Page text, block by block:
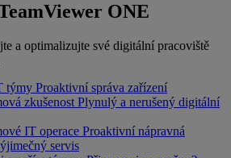
ONE
a optimalizujte své digitální pracoviště
týmy Proaktivní správa zařízení
zkušenost Plynulý a nerušený digitální
IT operace Proaktivní nápravná
servis